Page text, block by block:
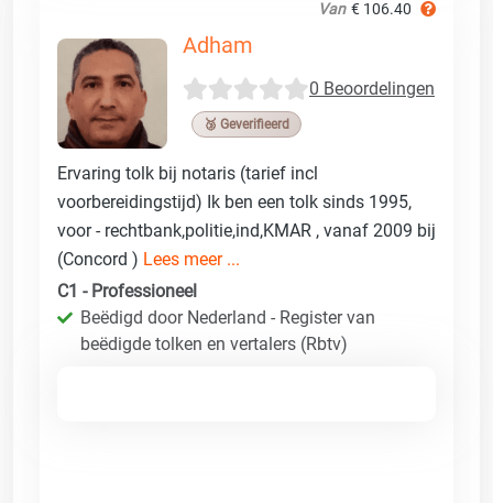
Van € 106.40
Adham
0 Beoordelingen
🥉 Geverifieerd
Ervaring tolk bij notaris (tarief incl
voorbereidingstijd) Ik ben een tolk sinds 1995,
voor - rechtbank,politie,ind,KMAR , vanaf 2009 bij
(Concord ) Lees meer ...
C1 - Professioneel
Beëdigd door Nederland - Register van
beëdigde tolken en vertalers (Rbtv)